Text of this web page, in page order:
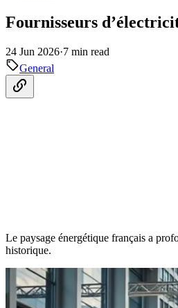
Fournisseurs
24 Jun 2026·7 min read
General
Le paysage énergétique français a
historique.